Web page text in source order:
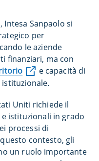
Intesa Sanpaolo si
per
le aziende
finanziari, ma con
e capacità di
istituzionale.
Uniti richiede il
istituzionali in grado
processi di
contesto, gli
un ruolo importante